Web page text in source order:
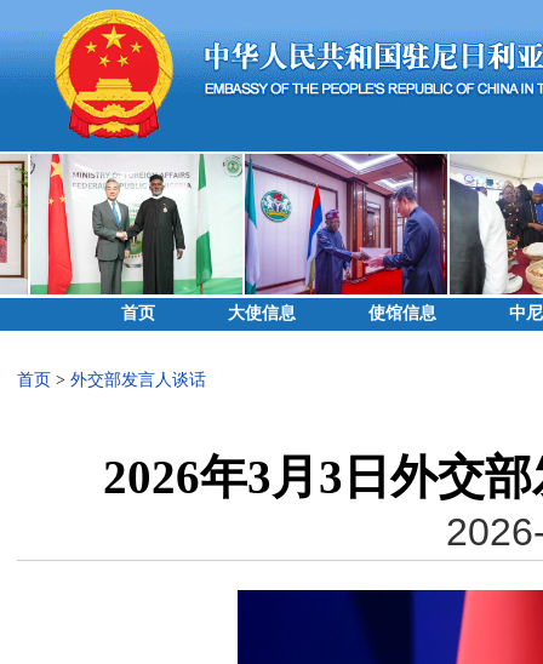
首页 大使信息 使馆信息 中
首页 > 外交部发言人谈话
2026年3月3日外交